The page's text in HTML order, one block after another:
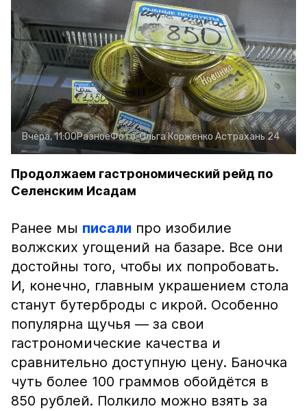
Вчера, 11:00РазноеФото:Ольга Корженко Астрахань 24
Продолжаем гастрономический рейд по
Селенским Исадам
Ранее мы писали про изобилие
волжских угощений на базаре. Все они
достойны того, чтобы их попробовать.
И, конечно, главным украшением стола
станут бутерброды с икрой. Особенно
популярна щучья — за свои
гастрономические качества и
сравнительно доступную цену. Баночка
чуть более 100 граммов обойдётся в
850 рублей. Полкило можно взять за